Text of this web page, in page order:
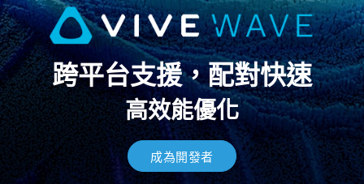
跨平台支援，配對快速
高效能優化
成為開發者